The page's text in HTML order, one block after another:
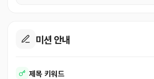
미션 안내
제목 키워드